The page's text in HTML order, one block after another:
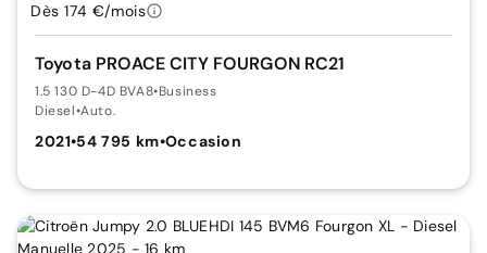
Toyota PROACE CITY FOURGON RC21
1.5 130 D-4D BVA8•Business
Diesel•Auto.
2021•54 795 km•Occasion
Dès 174 €/mois